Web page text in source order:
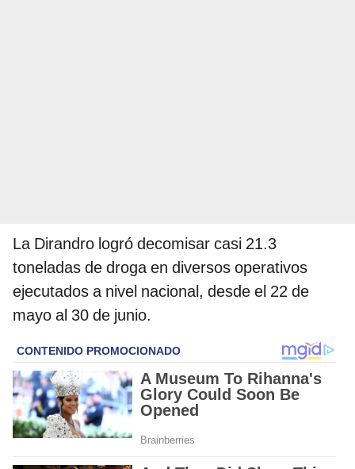
La Dirandro logró decomisar casi 21.3
toneladas de droga en diversos operativos
ejecutados a nivel nacional, desde el 22 de
mayo al 30 de junio.